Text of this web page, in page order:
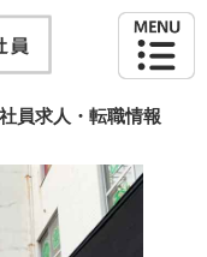
員求人・転職情報